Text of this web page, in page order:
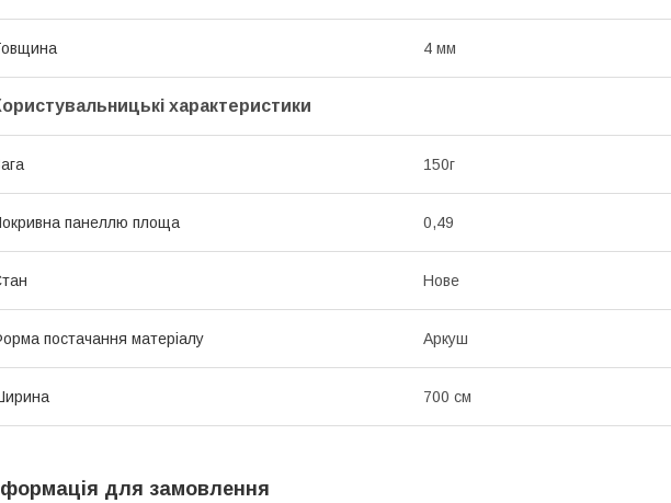
4 мм
характеристики
150г
панеллю площа 0,49
Нове
постачання матеріалу Аркуш
700 см
для замовлення